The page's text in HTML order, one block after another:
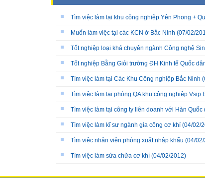
Tìm việc làm tại khu công nghiệp Yên Phong +
Muốn làm việc tại các KCN ở Bắc Ninh (07/02/
Tốt nghiệp loại khá chuyên ngành Công nghệ
Tốt nghiệp Bằng Giỏi trường ĐH Kinh tế Quốc
Tìm việc làm tại Các Khu Công nghiệp Bắc Ninh
Tìm việc làm tại phòng QA khu công nghiệp Vsip
Tìm việc làm tại công ty liên doanh với Hàn Quốc
Tìm việc làm kĩ sư ngành gia công cơ khí (04/02/
Tìm việc nhân viên phòng xuất nhập khẩu (04/
Tìm việc làm sửa chữa cơ khí (04/02/2012)